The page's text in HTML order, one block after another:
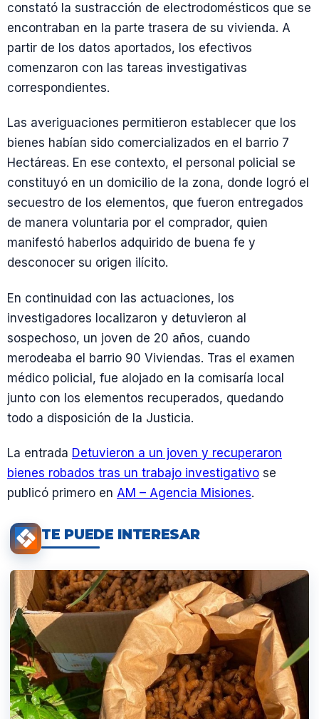
constató la sustracción de electrodomésticos que se
encontraban en la parte trasera de su vivienda. A
partir de los datos aportados, los efectivos
comenzaron con las tareas investigativas
correspondientes.
Las averiguaciones permitieron establecer que los
bienes habían sido comercializados en el barrio 7
Hectáreas. En ese contexto, el personal policial se
constituyó en un domicilio de la zona, donde logró el
secuestro de los elementos, que fueron entregados
de manera voluntaria por el comprador, quien
manifestó haberlos adquirido de buena fe y
desconocer su origen ilícito.
En continuidad con las actuaciones, los
investigadores localizaron y detuvieron al
sospechoso, un joven de 20 años, cuando
merodeaba el barrio 90 Viviendas. Tras el examen
médico policial, fue alojado en la comisaría local
junto con los elementos recuperados, quedando
todo a disposición de la Justicia.
La entrada Detuvieron a un joven y recuperaron
bienes robados tras un trabajo investigativo se
publicó primero en AM – Agencia Misiones.
TE PUEDE INTERESAR